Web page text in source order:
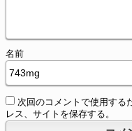
名前
次回のコメントで使用する
レス、サイトを保存する。